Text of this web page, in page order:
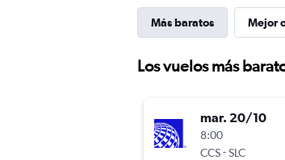
Más baratos Mejor
Los vuelos más
mar. 20/10
8:00
CCS-SLC